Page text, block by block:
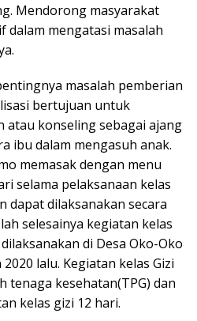
Mendorong masyarakat
mengatasi masalah
masalah pemberian
bertujuan untuk
atau konseling sebagai ajang
ibu dalam mengasuh anak.
memasak dengan menu
selama pelaksanaan kelas
dapat dilaksanakan secara
selesainya kegiatan kelas
di Desa Oko-Oko
lalu. Kegiatan kelas Gizi
tenaga kesehatan(TPG) dan
kelas gizi 12 hari.